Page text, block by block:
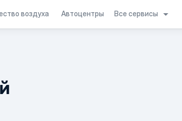
воздуха Автоцентры Все сервисы